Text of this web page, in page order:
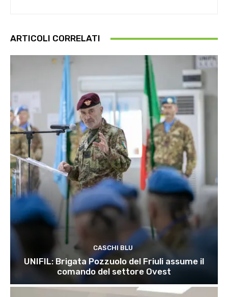
ARTICOLI CORRELATI
CASCHI BLU
UNIFIL: Brigata Pozzuolo del Friuli assume il
comando del settore Ovest